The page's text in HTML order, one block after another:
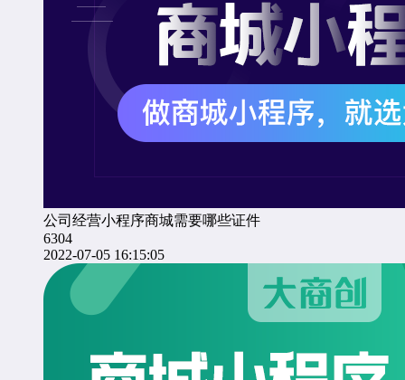
公司经营小程序商城需要哪些证件
6304
2022-07-05 16:15:05